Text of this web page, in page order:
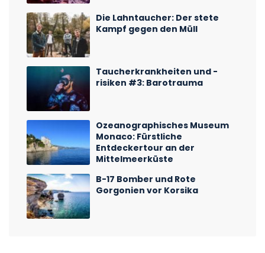
Die Lahntaucher: Der stete
Kampf gegen den Müll
Taucherkrankheiten und -
risiken #3: Barotrauma
Ozeanographisches Museum
Monaco: Fürstliche
Entdeckertour an der
Mittelmeerküste
B-17 Bomber und Rote
Gorgonien vor Korsika